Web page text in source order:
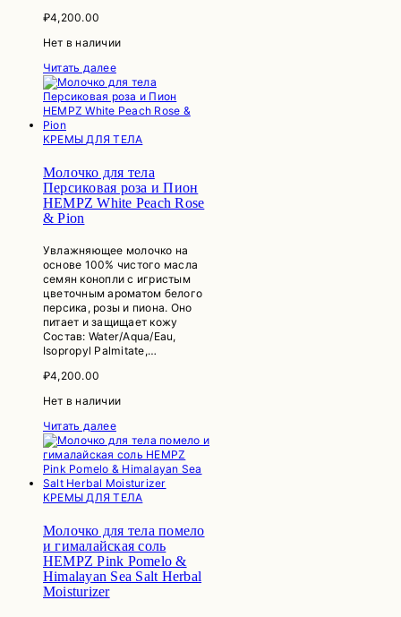
₽4,200.00
Нет в наличии
Читать далее
КРЕМЫ ДЛЯ ТЕЛА
Молочко для тела
Персиковая роза и Пион
HEMPZ White Peach Rose
& Pion
Увлажняющее молочко на
основе 100% чистого масла
семян конопли с игристым
цветочным ароматом белого
персика, розы и пиона. Оно
питает и защищает кожу
Состав: Water/Aqua/Eau,
Isopropyl Palmitate,…
₽4,200.00
Нет в наличии
Читать далее
КРЕМЫ ДЛЯ ТЕЛА
Молочко для тела помело
и гималайская соль
HEMPZ Pink Pomelo &
Himalayan Sea Salt Herbal
Moisturizer